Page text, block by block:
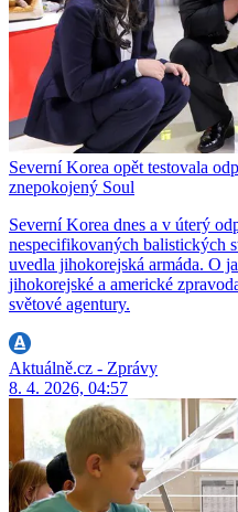
Severní Korea opět testovala
znepokojený Soul
Severní Korea dnes a v úterý
nespecifikovaných balistických
uvedla jihokorejská armáda. O
jihokorejské a americké
světové agentury.
Aktuálně.cz - Zprávy
8. 4. 2026, 04:57